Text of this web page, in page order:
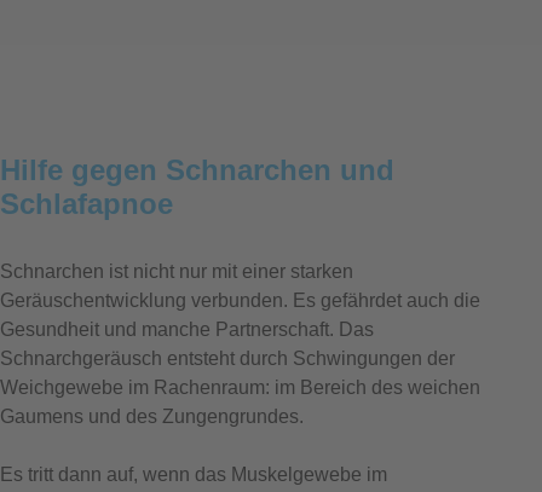
Hilfe gegen Schnarchen und
Schlafapnoe
Schnarchen ist nicht nur mit einer starken
Geräuschentwicklung verbunden. Es gefährdet auch die
Gesundheit und manche Partnerschaft. Das
Schnarchgeräusch entsteht durch Schwingungen der
Weichgewebe im Rachenraum: im Bereich des weichen
Gaumens und des Zungengrundes.
Es tritt dann auf, wenn das Muskelgewebe im